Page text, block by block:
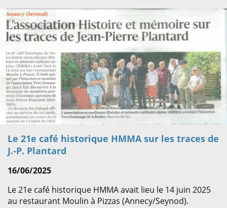
Le 21e café historique HMMA sur les traces de
J.-P. Plantard
16/06/2025
Le 21e café historique HMMA avait lieu le 14 juin 2025
au restaurant Moulin à Pizzas (Annecy/Seynod).